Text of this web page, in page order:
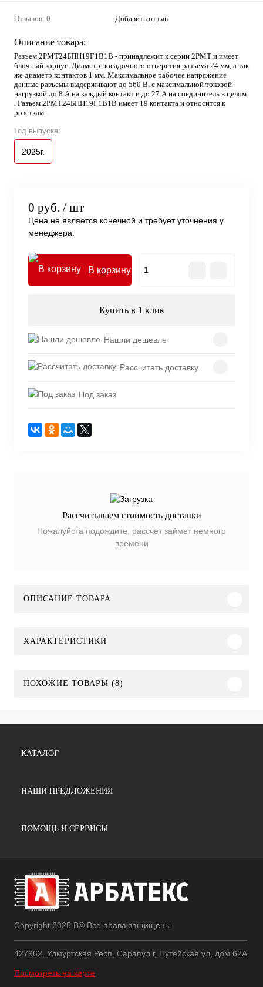
Отзывов: 0 Добавить отзыв
Описание товара:
Разъем 2РМТ24БПН19Г1В1В - принадлежит к серии 2РМТ и имеет
блочный корпус. Диаметр посадочного отверстия разъема 24 мм, а так
же диаметр контактов 1 мм. Максимальное рабочее напряжение
данные разъемы выдерживают до 560 В, с максимальной токовой
нагрузкой до 8 А на каждый контакт и до 27 А на соединитель в целом
. Разъем 2РМТ24БПН19Г1В1В имеет 19 контакта и относится к
розеткам .
Год выпуска:
2025г.
0 руб. / шт
Цена не является конечной и требует уточнения у
менеджера.
В корзину
Купить в 1 клик
Нашли дешевле
Рассчитать доставку
Под заказ
Рассчитываем стоимость доставки
Пожалуйста подождите, рассчет займет немного
времени
ОПИСАНИЕ ТОВАРА
ХАРАКТЕРИСТИКИ
ПОХОЖИЕ ТОВАРЫ (8)
КАТАЛОГ
НАШИ ПРЕДЛОЖЕНИЯ
ПОМОЩЬ И СЕРВИСЫ
Copyright 2025 В© Все права защищены
427962, Удмуртская Респ, Сарапул г, Путейская ул, дом 62А
Посмотреть на карте